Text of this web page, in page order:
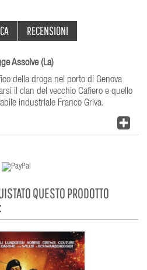
RECENSIONI
Assolve (La)
della droga nel porto di Genova
il clan del vecchio Cafiero e quello
industriale Franco Griva.
QUESTO PRODOTTO